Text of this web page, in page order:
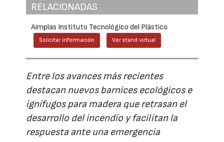
RELACIONADAS
Aimplas Instituto Tecnológico del Plástico
Solicitar información Ver stand virtual
Entre los avances más recientes
destacan nuevos barnices ecológicos e
ignífugos para madera que retrasan el
desarrollo del incendio y facilitan la
respuesta ante una emergencia